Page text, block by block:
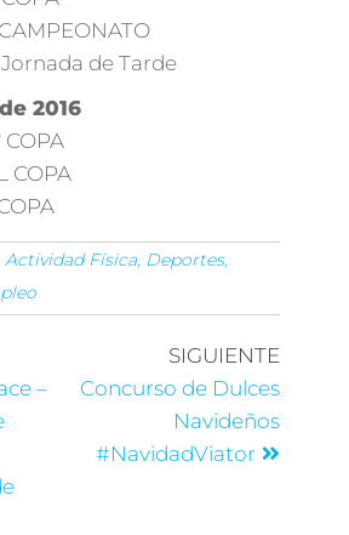
Jornada de Tarde
2016
COPA
COPA
Actividad Física, Deportes,
–
SIGUIENTE
Concurso de Dulces
Navideños
#NavidadViator